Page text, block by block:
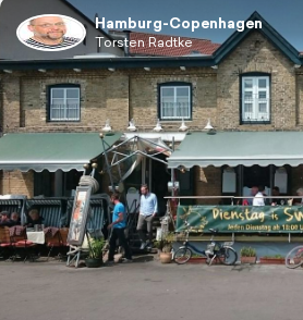
Hamburg-Copenhagen
Torsten Radtke